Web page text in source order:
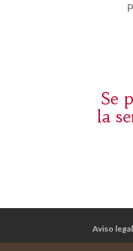
Se
la
Aviso legal